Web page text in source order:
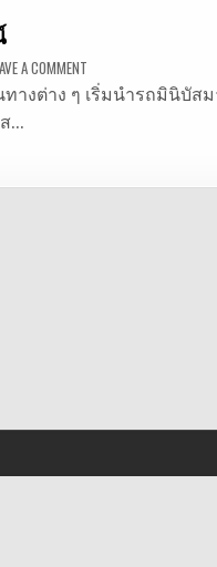
A COMMENTON
จอง
ตั๋ว
ทางต่าง ๆ เริ่มนำรถมินิ
…